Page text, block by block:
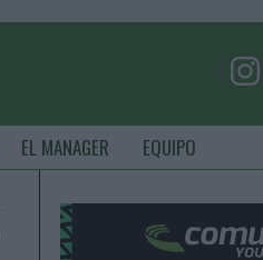
EL MANAGER EQUIPO